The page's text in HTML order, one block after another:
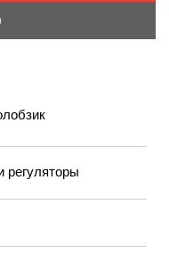
регуляторы